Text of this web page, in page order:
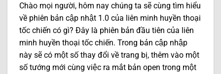
Chào mọi người, hôm nay chúng ta sẽ cùng tìm hiểu
về phiên bản cập nhật 1.0 của liên minh huyền thoại
tốc chiến có gì? Đây là phiên bản đầu tiên của liên
minh huyền thoại tốc chiến. Trong bản cập nhập
này sẽ có một số thay đổi về trang bị, thêm vào một
số tướng mới cùng việc ra mắt bản open trong một